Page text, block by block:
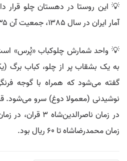
💡 این روستا در دهستان چلو قرار
آمار ایران در سال ۱۳۸۵، جمعیت آن ۳۵ نفر (۷خانوار) بوده‌است.
💡 واحد شمارش چلوکباب «پُرس»
به یک بشقاب پر از چلو، کباب برگ
گفته می‌شود که همراه با گوجه
نوشیدنی (معمولا دوغ) سرو
زمان محمدرضاشاه تا ۶۰ ریال بود.